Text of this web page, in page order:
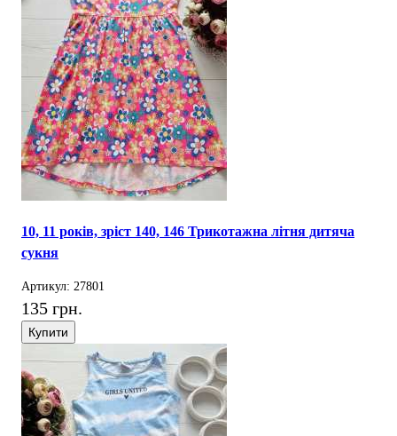
10, 11 років, зріст 140, 146 Трикотажна літня дитяча
сукня
Артикул: 27801
135 грн.
Купити